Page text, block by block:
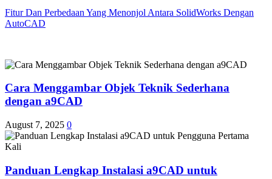
Fitur Dan Perbedaan Yang Menonjol Antara SolidWorks Dengan
AutoCAD
Cara Menggambar Objek Teknik Sederhana
dengan a9CAD
August 7, 2025 0
Panduan Lengkap Instalasi a9CAD untuk